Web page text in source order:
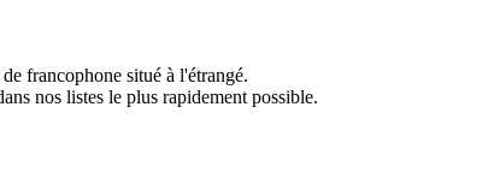
francophone situé à l'étrangé.
nos listes le plus rapidement possible.